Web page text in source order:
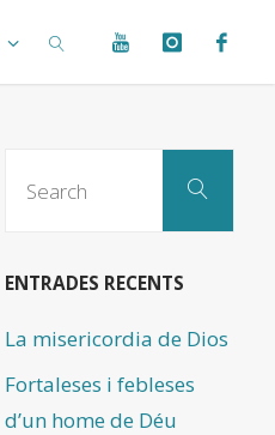
Search
ENTRADES RECENTS
La misericordia de Dios
Fortaleses i febleses
d’un home de Déu